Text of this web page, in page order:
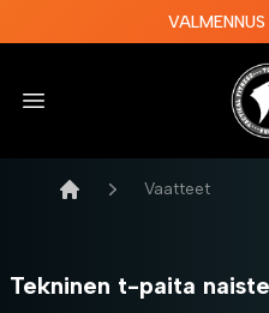
Open menu
Vaatteet
Tekninen t-paita